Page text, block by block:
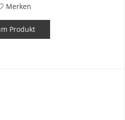
Merken
Produkt